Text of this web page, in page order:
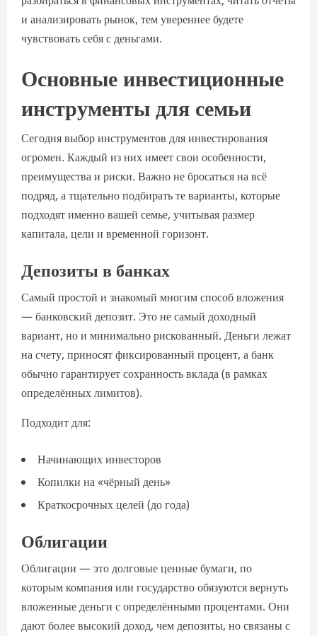
и анализировать рынок, тем увереннее будете
чувствовать себя с деньгами.
Основные инвестиционные
инструменты для семьи
Сегодня выбор инструментов для инвестирования
огромен. Каждый из них имеет свои особенности,
преимущества и риски. Важно не бросаться на всё
подряд, а тщательно подбирать те варианты, которые
подходят именно вашей семье, учитывая размер
капитала, цели и временной горизонт.
Депозиты в банках
Самый простой и знакомый многим способ вложения
— банковский депозит. Это не самый доходный
вариант, но и минимально рискованный. Деньги лежат
на счету, приносят фиксированный процент, а банк
обычно гарантирует сохранность вклада (в рамках
определённых лимитов).
Подходит для:
Начинающих инвесторов
Копилки на «чёрный день»
Краткосрочных целей (до года)
Облигации
Облигации — это долговые ценные бумаги, по
которым компания или государство обязуются вернуть
вложенные деньги с определёнными процентами. Они
дают более высокий доход, чем депозиты, но связаны с